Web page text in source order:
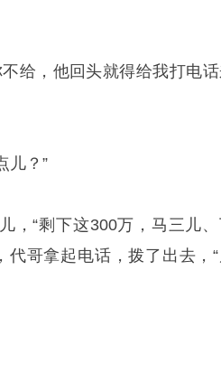
给，他回头就得给我打电
儿？”
，“剩下这300万，马三儿
代哥拿起电话，拨了出去，